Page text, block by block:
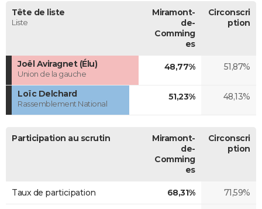
Tête de liste
Liste
Miramont-
de-
Comming
es
Circonscri
ption
Joël Aviragnet (Élu)
Union de la gauche
48,77% 51,87%
Loïc Delchard
Rassemblement National
51,23% 48,13%
Participation au scrutin
Miramont-
de-
Comming
es
Circonscri
ption
Taux de participation 68,31% 71,59%